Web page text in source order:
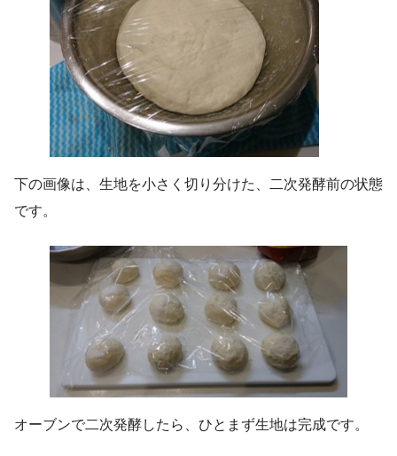
下の画像は、生地を小さく切り分けた、二次発酵前の状態
です。
オーブンで二次発酵したら、ひとまず生地は完成です。